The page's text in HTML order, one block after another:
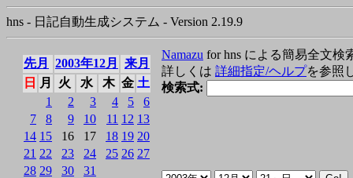
hns - 日記自動生成システム - Version 2.19.9
先月 2003年12月
来月
日
月 火 水 木 金 土
1
2 3 4 5
6
7
8 9 10 11 12 13
14 15 16 17 18 19 20
21 22 23 24 25 26 27
28 29 30 31
Namazu for hns による簡易全文検
詳しくは 詳細指定/ヘルプを参照
検索式: